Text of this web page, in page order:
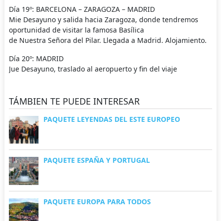
Día 19º: BARCELONA – ZARAGOZA – MADRID
Mie Desayuno y salida hacia Zaragoza, donde tendremos
oportunidad de visitar la famosa Basílica
de Nuestra Señora del Pilar. Llegada a Madrid. Alojamiento.
Día 20º: MADRID
Jue Desayuno, traslado al aeropuerto y fin del viaje
TÁMBIEN TE PUEDE INTERESAR
PAQUETE LEYENDAS DEL ESTE EUROPEO
PAQUETE ESPAÑA Y PORTUGAL
PAQUETE EUROPA PARA TODOS